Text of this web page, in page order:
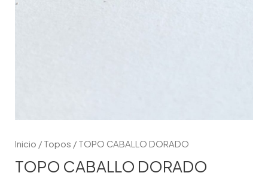
Inicio / Topos / TOPO CABALLO DORADO
TOPO CABALLO DORADO